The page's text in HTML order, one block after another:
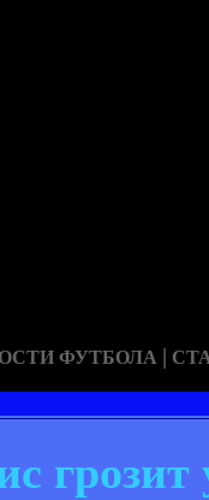
ФУТБОЛА |